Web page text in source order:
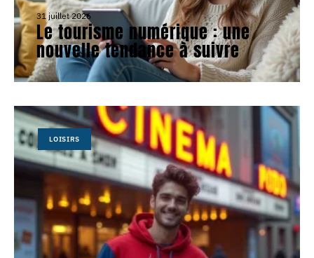
31 juillet 2026
Le tourisme numérique : une
nouvelle tendance à suivre
LOISIRS